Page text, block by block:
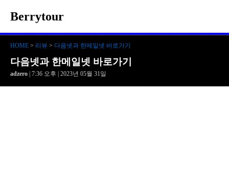
Berrytour
HOME > 리뷰 > 다음넷과 한메일넷 바로가기
다음넷과 한메일넷 바로가기
adzero | 7:36 오후 | 2023년 05월 31일